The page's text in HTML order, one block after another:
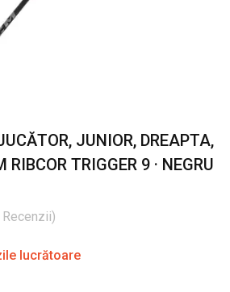
JUNIOR, DREAPTA,
TRIGGER 9 · NEGRU
Recenzii)
lucrătoare